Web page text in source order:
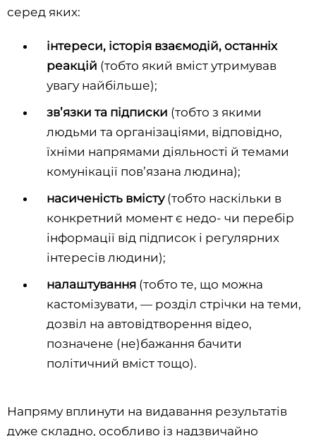
серед яких:
інтереси, історія взаємодій, останніх
реакцій (тобто який вміст утримував
увагу найбільше);
звʼязки та підписки (тобто з якими
людьми та організаціями, відповідно,
їхніми напрямами діяльності й темами
комунікації повʼязана людина);
насиченість вмісту(тобто наскільки в
конкретний момент є недо- чи перебір
інформації від підписок і регулярних
інтересів людини);
налаштування (тобто те, що можна
кастомізувати, — розділ стрічки на теми,
дозвіл на автовідтворення відео,
позначене (не)бажання бачити
політичний вміст тощо).
Напряму вплинути на видавання результатів
дуже складно, особливо із надзвичайно